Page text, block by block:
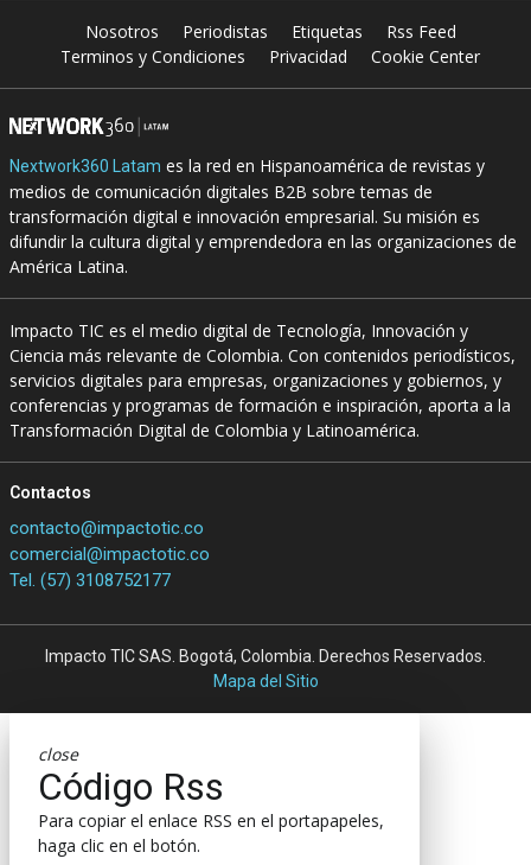
Nosotros Periodistas Etiquetas
Rss Feed
Terminos y Condiciones
Privacidad Cookie Center
Nextwork360 Latam es la red en Hispanoamérica de revistas y
medios de comunicación digitales B2B sobre temas de
transformación digital e innovación empresarial. Su misión es
difundir la cultura digital y emprendedora en las organizaciones de
América Latina.
Impacto TIC es el medio digital de Tecnología, Innovación y
Ciencia más relevante de Colombia. Con contenidos periodísticos,
servicios digitales para empresas, organizaciones y gobiernos, y
conferencias y programas de formación e inspiración, aporta a la
Transformación Digital de Colombia y Latinoamérica.
Contactos
contacto@impactotic.co
comercial@impactotic.co
Tel. (57) 3108752177
Impacto TIC SAS. Bogotá, Colombia. Derechos Reservados.
Mapa del Sitio
close
Código Rss
Para copiar el enlace RSS en el portapapeles,
haga clic en el botón.